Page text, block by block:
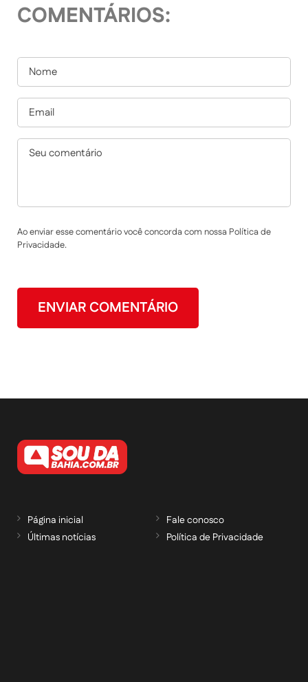
COMENTÁRIOS:
Ao enviar esse comentário você concorda com nossa Política de
Privacidade.
Página inicial
Últimas notícias
Fale conosco
Política de Privacidade